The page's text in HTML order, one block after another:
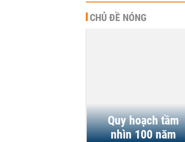
CHỦ ĐỀ NÓNG
Quy hoạch tầm
nhìn 100 năm